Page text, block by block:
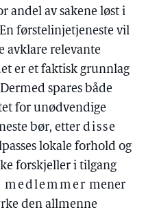
andel av sakene løst i
førstelinjetjeneste vil
avklare relevante
er et faktisk grunnlag
spares både
for unødvendige
bør, etter disse
lokale forhold og
forskjeller i tilgang
medlemmer mener
den allmenne